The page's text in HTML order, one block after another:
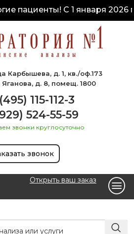
пациенты! С 1 января 2026
Карбышева, д. 1, кв./оф.173
д. 8, помещ. 1800
115-112-3
524-55-59
звонки круглосуточно
звонок
Открыть ваш заказ